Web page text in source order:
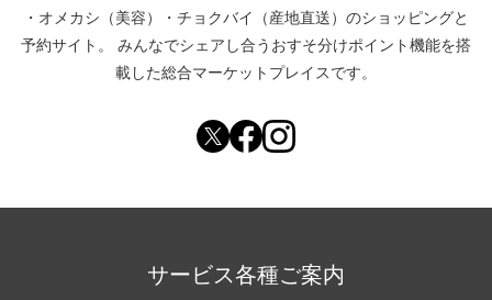
・ オメカシ（美容） ・ チョクバイ（産地直送） のショッピングと
予約サイト。
みんなでシェアし合う おすそ分けポイント機能を搭
載した総合マーケットプレイスです。
サービス各種ご案内